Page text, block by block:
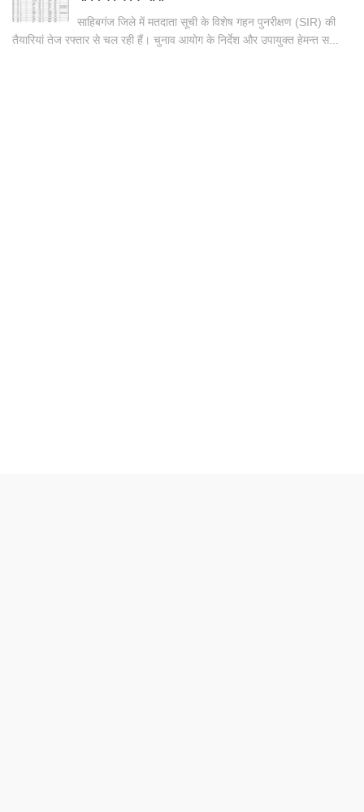
साहिबगंज जिले में मतदाता सूची के विशेष गहन पुनरीक्षण (SIR) की
तैयारियां तेज रफ्तार से चल रही हैं। चुनाव आयोग के निर्देश और उपायुक्त हेमन्त स...